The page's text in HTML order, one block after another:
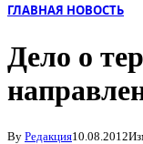
ГЛАВНАЯ НОВОСТЬ
Дело о
By Редакция10.08.2012